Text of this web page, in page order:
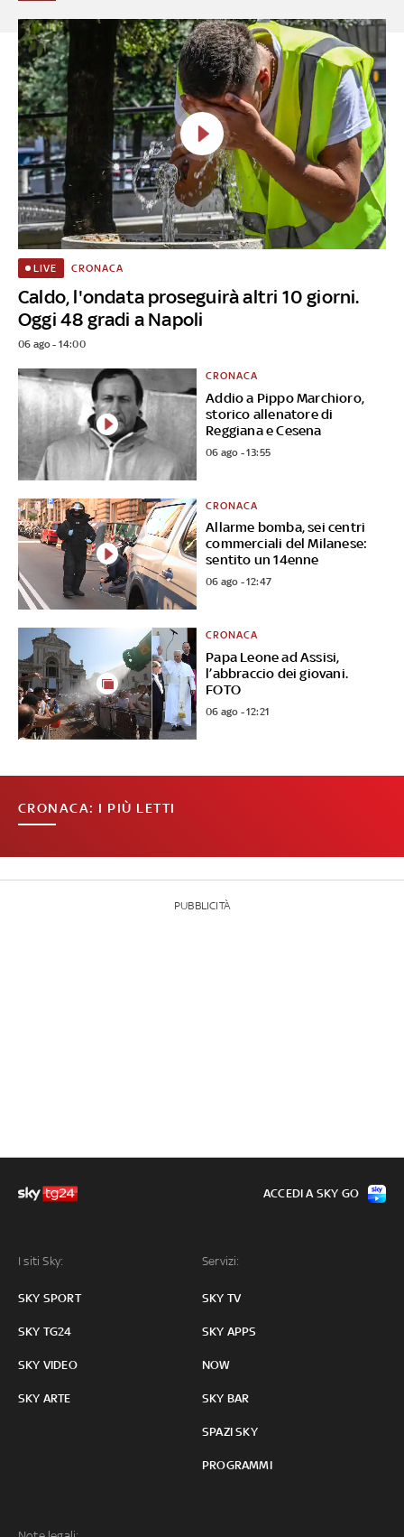
Caldo, l'ondata proseguirà altri 10 giorni.
Oggi 48 gradi a Napoli
LIVE CRONACA
06 ago - 14:00
Addio a Pippo Marchioro,
storico allenatore di
Reggiana e Cesena
CRONACA
06 ago - 13:55
Allarme bomba, sei centri
commerciali del Milanese:
sentito un 14enne
CRONACA
06 ago - 12:47
Papa Leone ad Assisi,
l’abbraccio dei giovani.
FOTO
CRONACA
06 ago - 12:21
CRONACA: I PIÙ LETTI
PUBBLICITÀ
I siti Sky:
SKY SPORT
SKY TG24
SKY VIDEO
SKY ARTE
Servizi:
SKY TV
SKY APPS
NOW
SKY BAR
SPAZI SKY
PROGRAMMI
ACCEDI A SKY GO